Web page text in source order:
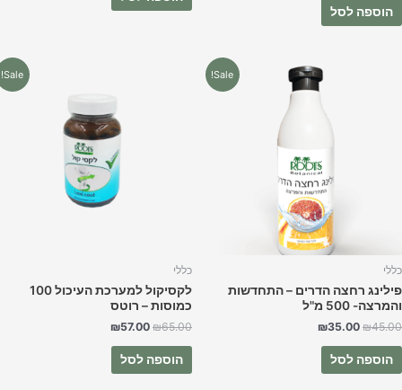
הוספה לסל
Sale!
רחצה הדרים – התחדשות
500 מ"ל
₪
₪45.00.
₪35.00
המחיר
הנוכחי
הוא:
₪35.00.
הוספה לסל
Sale!
כללי
לקסיקול למערכת העיכול 100
כמוסות – רוטס
₪65.00
₪65.00.
₪57.00
₪57.00.
הוספה לסל